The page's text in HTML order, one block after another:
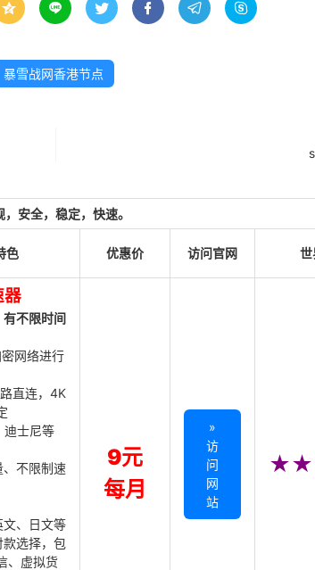
     
暴雪战网香港节点
，安全，稳定，快速。
色 优惠价 访问官网 世
器
不限时间
网络进行
直连，4K
士尼等
不限制速
、日文等
选择，包
、虚拟货
9元
每月
»
访
问
网
站